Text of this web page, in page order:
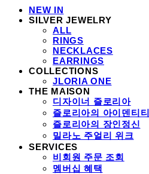
NEW IN
SILVER JEWELRY
ALL
RINGS
NECKLACES
EARRINGS
COLLECTIONS
JLORIA ONE
THE MAISON
디자이너 즐로리아
즐로리아의 아이덴티티
즐로리아의 장인정신
밀라노 주얼리 위크
SERVICES
비회원 주문 조회
멤버십 혜택